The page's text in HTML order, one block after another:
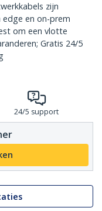
zijn
en on-prem
om een vlotte
Gratis 24/5
24/5 support